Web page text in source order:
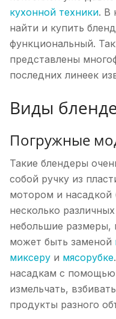
кухонной техники. В
найти и купить
функциональный.
представлены
последних линеек
Виды
Погружные
Такие блендеры
собой ручку из
мотором и насадкой
несколько
небольшие размеры,
может быть заменой
миксеру и мясорубке
насадкам с
измельчать,
продукты разного